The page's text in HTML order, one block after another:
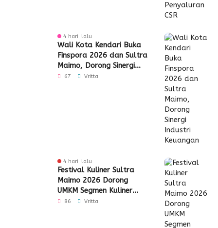
4 hari lalu
Wali Kota Kendari Buka
Finspora 2026 dan Sultra
Maimo, Dorong Sinergi
Industri Keuangan
67 Vritta
4 hari lalu
Festival Kuliner Sultra
Maimo 2026 Dorong
UMKM Segmen Kuliner
Perluas Akses Pasar
86 Vritta